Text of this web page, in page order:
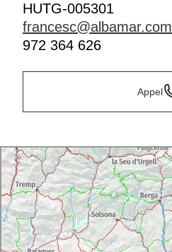
HUTG-005301
francesc@albamar.com
972 364 626
Appel